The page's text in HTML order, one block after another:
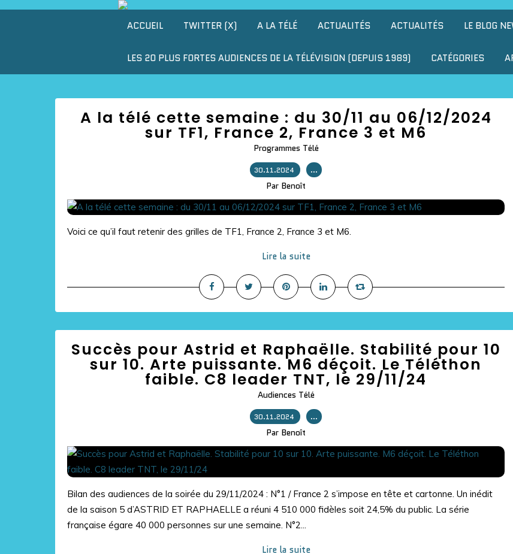
ACCUEIL TWITTER (X) A LA TÉLÉ ACTUALITÉS ACTUALITÉS LE BLOG
LES 20 PLUS FORTES AUDIENCES DE LA TÉLÉVISION (DEPUIS 1989) CATÉGORIES
A la télé cette semaine : du 30/11 au 06/12/2024
sur TF1, France 2, France 3 et M6
Programmes Télé
30.11.2024 …
Par Benoît
Voici ce qu’il faut retenir des grilles de TF1, France 2, France 3 et M6.
Lire la suite
Succès pour Astrid et Raphaëlle. Stabilité pour 10
sur 10. Arte puissante. M6 déçoit. Le Téléthon
faible. C8 leader TNT, le 29/11/24
Audiences Télé
30.11.2024 …
Par Benoît
Bilan des audiences de la soirée du 29/11/2024 : N°1 / France 2 s’impose en tête et cartonne. Un inédit
de la saison 5 d’ASTRID ET RAPHAELLE a réuni 4 510 000 fidèles soit 24,5% du public. La série
française égare 40 000 personnes sur une semaine. N°2...
Lire la suite